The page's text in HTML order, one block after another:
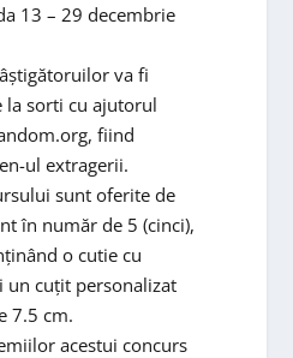
13 – 29 decembrie
va fi
la sorti cu ajutorul
fiind
ul extragerii.
sunt oferite de
în număr de 5 (cinci),
o cutie cu
un cuțit personalizat
7.5 cm.
acestui concurs